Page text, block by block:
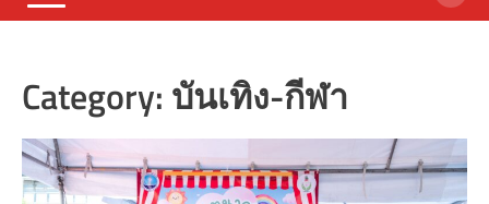
Category: บันเทิง-กีฬา